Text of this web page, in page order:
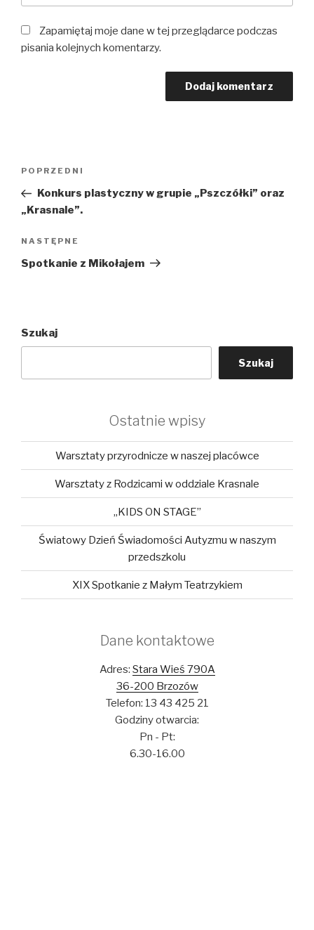
Zapamiętaj moje dane w tej przeglądarce podczas
pisania kolejnych komentarzy.
Poprzedni
wpis
POPRZEDNI
Konkurs plastyczny w grupie „Pszczółki” oraz
„Krasnale”.
Następny
wpis
NASTĘPNE
Spotkanie z Mikołajem
Szukaj
Szukaj
Ostatnie wpisy
Warsztaty przyrodnicze w naszej placówce
Warsztaty z Rodzicami w oddziale Krasnale
„KIDS ON STAGE”
Światowy Dzień Świadomości Autyzmu w naszym
przedszkolu
XIX Spotkanie z Małym Teatrzykiem
Dane kontaktowe
Adres: Stara Wieś 790A
36-200 Brzozów
Telefon: 13 43 425 21
Godziny otwarcia:
Pn - Pt:
6.30-16.00